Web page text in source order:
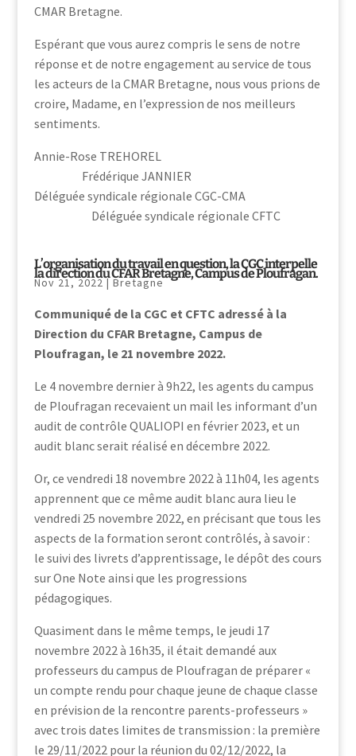
CMAR Bretagne.
Espérant que vous aurez compris le sens de notre
réponse et de notre engagement au service de tous
les acteurs de la CMAR Bretagne, nous vous prions de
croire, Madame, en l’expression de nos meilleurs
sentiments.
Annie-Rose TREHOREL
Frédérique JANNIER
Déléguée syndicale régionale CGC-CMA
Déléguée syndicale régionale CFTC
L’organisation du travail en question, la CGC interpelle
la direction du CFAR Bretagne, Campus de Ploufragan.
Nov 21, 2022|Bretagne
Communiqué de la CGC et CFTC adressé à la
Direction du CFAR Bretagne, Campus de
Ploufragan, le 21 novembre 2022.
Le 4 novembre dernier à 9h22, les agents du campus
de Ploufragan recevaient un mail les informant d’un
audit de contrôle QUALIOPI en février 2023, et un
audit blanc serait réalisé en décembre 2022.
Or, ce vendredi 18 novembre 2022 à 11h04, les agents
apprennent que ce même audit blanc aura lieu le
vendredi 25 novembre 2022, en précisant que tous les
aspects de la formation seront contrôlés, à savoir :
le suivi des livrets d’apprentissage, le dépôt des cours
sur One Note ainsi que les progressions
pédagogiques.
Quasiment dans le même temps, le jeudi 17
novembre 2022 à 16h35, il était demandé aux
professeurs du campus de Ploufragan de préparer «
un compte rendu pour chaque jeune de chaque classe
en prévision de la rencontre parents-professeurs »
avec trois dates limites de transmission : la première
le 29/11/2022 pour la réunion du 02/12/2022, la